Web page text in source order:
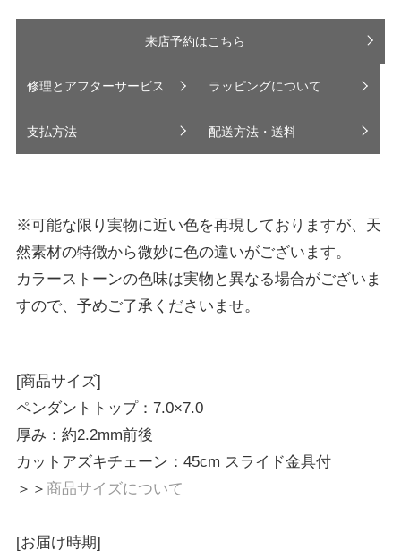
来店予約はこちら
修理とアフターサービス ラッピングについて
支払方法 配送方法・送料
※可能な限り実物に近い色を再現しておりますが、天
然素材の特徴から微妙に色の違いがございます。
カラーストーンの色味は実物と異なる場合がございま
すので、予めご了承くださいませ。
[商品サイズ]
ペンダントトップ：7.0×7.0
厚み：約2.2mm前後
カットアズキチェーン：45cm スライド金具付
＞＞ 商品サイズについて
[お届け時期]